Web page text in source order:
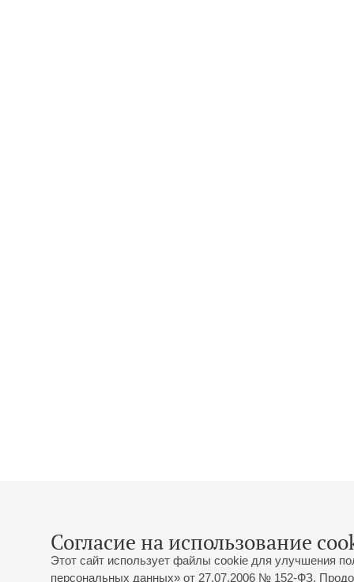
Согласие на использование
Этот сайт использует файлы cookie для улучшения
персональных данных» от 27.07.2006 № 152-ФЗ.